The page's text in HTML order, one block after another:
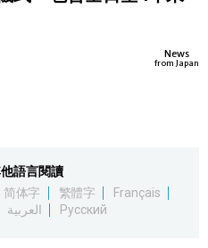
News
from Japan
語言閱讀
简体字 繁體字
Français
العربية Русский